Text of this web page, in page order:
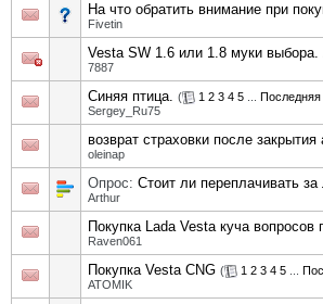
На что обратить внимание при
Fivetin
Vesta SW 1.6 или 1.8 муки выбора.
7887
Синяя птица. ( 1 2 3 4 5 Последняя
Sergey_Ru75
возврат страховки после закрытия
oleinap
Опрос: Стоит ли переплачивать
Arthur
Покупка Lada Vesta куча
Raven061
Покупка Vesta CNG ( 1 2 3 4 5
ATOMIK